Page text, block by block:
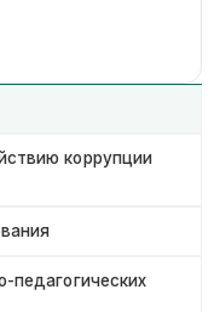
коррупции
педагогических